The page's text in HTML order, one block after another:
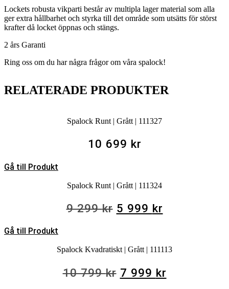
Lockets robusta vikparti består av multipla lager material som alla
ger extra hållbarhet och styrka till det område som utsätts för störst
krafter då locket öppnas och stängs.
2 års Garanti
Ring oss om du har några frågor om våra spalock!
RELATERADE PRODUKTER
Spalock Runt | Grått | 111327
10 699 kr
Gå till Produkt
Spalock Runt | Grått | 111324
9 299kr Det
var:
299 kr.
5 999 kr
är:
999 kr.
Gå till Produkt
Spalock Kvadratiskt | Grått | 111113
10 799kr Det
7 999 kr